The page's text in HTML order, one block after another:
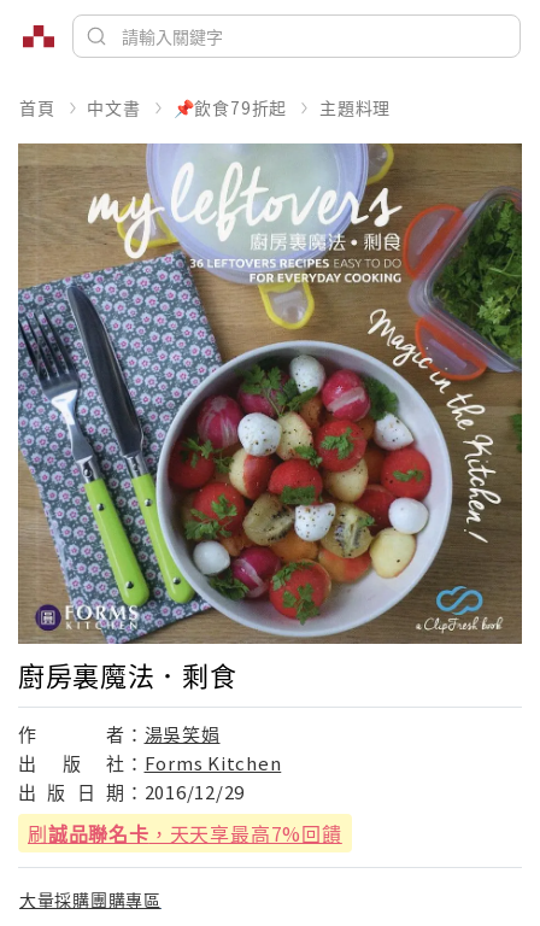
首頁 中文書 📌飲食79折起 主題料理
廚房裏魔法．剩食
作 者： 湯吳笑娟
出
版 社： Forms Kitchen
出 版 日 期： 2016/12/29
刷誠品聯名卡 ，天天享最高7%回饋
大量採購團購專區